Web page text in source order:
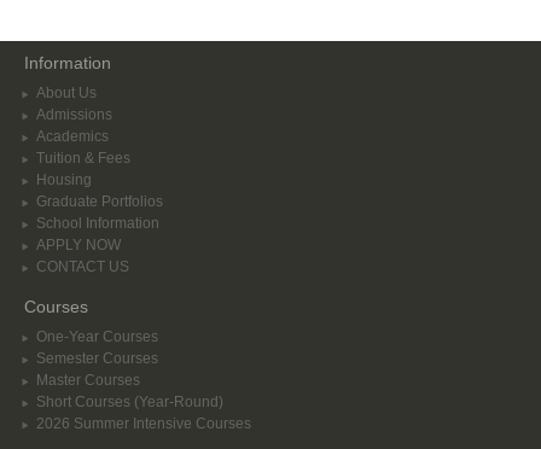
Information
About Us
Admissions
Academics
Tuition & Fees
Housing
Graduate Portfolios
School Information
APPLY NOW
CONTACT US
Courses
One-Year Courses
Semester Courses
Master Courses
Short Courses (Year-Round)
2026 Summer Intensive Courses